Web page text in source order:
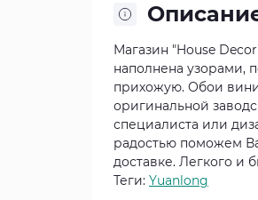
Магазин "House
наполнена узорами,
прихожую. Обои
оригинальной
специалиста или
радостью поможем
доставке. Легкого и
Теги: Yuanlong